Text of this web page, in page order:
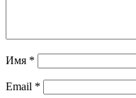
Имя *
Email *